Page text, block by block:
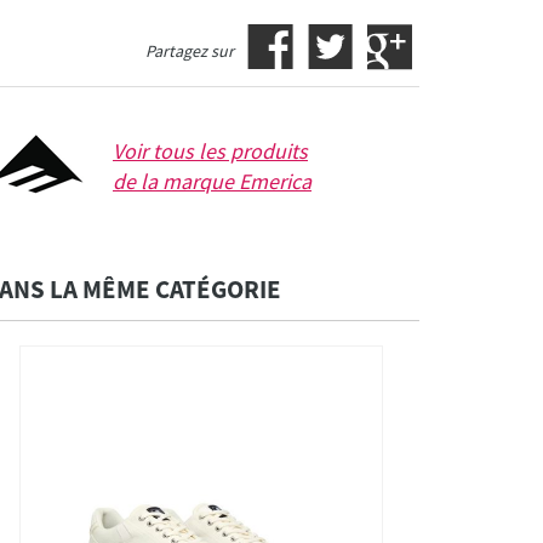
Partagez sur
Voir tous les produits
de la marqueEmerica
LA MÊME CATÉGORIE